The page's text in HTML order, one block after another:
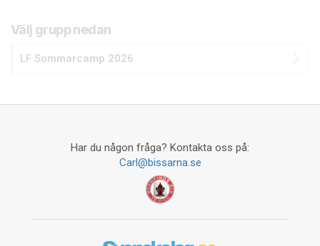
Välj grupp nedan
LF Sommarcamp 2026
Har du någon fråga? Kontakta oss på:
Carl@bissarna.se